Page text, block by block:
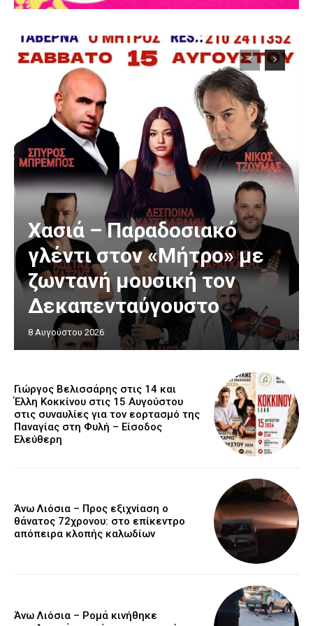
Χασιά – Παραδοσιακό
γλέντι στον «Μήτρο» με
ζωντανή μουσική τον
Δεκαπενταύγουστο
8 Αυγούστου 2026
Γιώργος Βελισσάρης στις 14 και
Έλλη Κοκκίνου στις 15 Αυγούστου
στις συναυλίες για τον εορτασμό της
Παναγίας στη Φυλή – Είσοδος
Ελεύθερη
Άνω Λιόσια – Προς εξιχνίαση ο
θάνατος 72χρονου: στο επίκεντρο
απόπειρα κλοπής καλωδίων
Άνω Λιόσια – Ρομά κινήθηκε